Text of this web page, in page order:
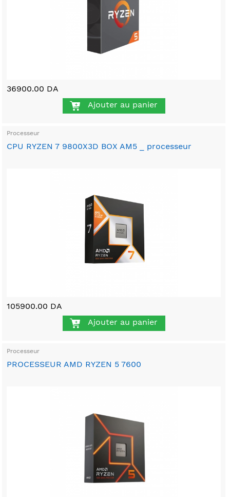
36900.00 DA
Ajouter au panier
Processeur
CPU RYZEN 7 9800X3D BOX AM5 _ processeur
105900.00 DA
Ajouter au panier
Processeur
PROCESSEUR AMD RYZEN 5 7600